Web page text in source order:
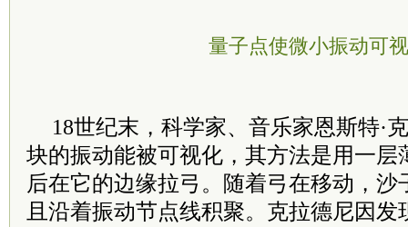
量子点使微小振动可
18世纪末，科学家、音乐家恩斯特·
块的振动能被可视化，其方法是用一层
后在它的边缘拉弓。随着弓在移动，沙
且沿着振动节点线积聚。克拉德尼因发